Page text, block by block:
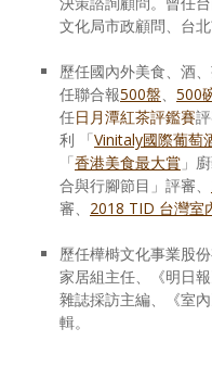
文化局市政顧問、台
歷任國內外美食、酒
任聯合報500盤、 500
任日月潭紅茶評鑑賽
利 「Vinitaly國際葡萄
「香港美食最大賞 」
合與行腳節目」評審、
審、 2018 TID 台灣室
歷任樺榯文化事業股
家居組主任、《明日
雜誌採訪主編、《室
輯。